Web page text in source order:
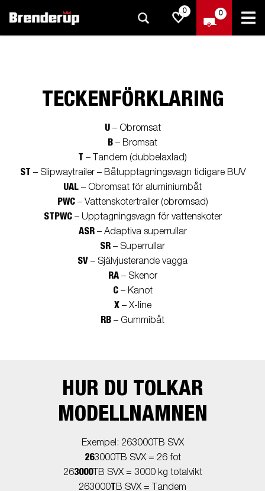
0 0
TECKENFÖRKLARING
U– Obromsat
B – Bromsat
T – Tandem (dubbelaxlad)
ST – Slipwaytrailer – Båtupptagningsvagn tidigare BUV
UAL – Obromsat för aluminiumbåt
PWC– Vattenskotertrailer (obromsad)
STPWC– Upptagningsvagn för vattenskoter
ASR – Adaptiva superrullar
SR – Superrullar
SV – Självjusterande vagga
RA– Skenor
C – Kanot
X– X-line
RB – Gummibåt
HUR DU TOLKAR
MODELLNAMNEN
Exempel: 263000TB SVX
263000TB SVX = 26 fot
263000TB SVX = 3000 kg totalvikt
263000TB SVX = Tandem